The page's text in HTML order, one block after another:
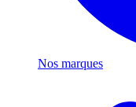
Nos marques